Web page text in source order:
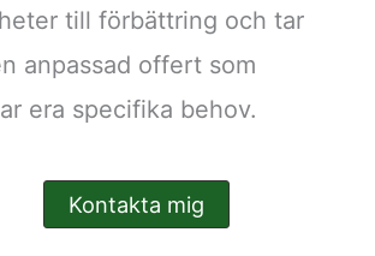
till förbättring och tar
anpassad offert som
era specifika behov.
Kontakta mig